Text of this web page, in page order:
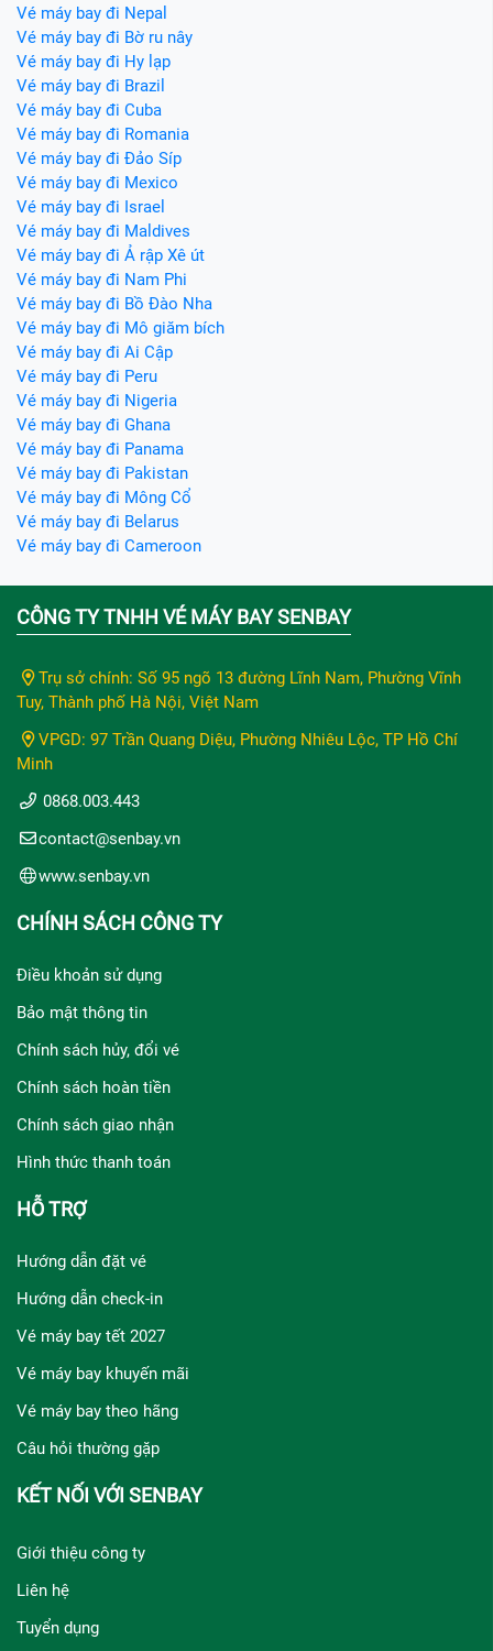
Vé máy bay đi Nepal
Vé máy bay đi Bờ ru nây
Vé máy bay đi Hy lạp
Vé máy bay đi Brazil
Vé máy bay đi Cuba
Vé máy bay đi Romania
Vé máy bay đi Đảo Síp
Vé máy bay đi Mexico
Vé máy bay đi Israel
Vé máy bay đi Maldives
Vé máy bay đi Ả rập Xê út
Vé máy bay đi Nam Phi
Vé máy bay đi Bồ Đào Nha
Vé máy bay đi Mô giăm bích
Vé máy bay đi Ai Cập
Vé máy bay đi Peru
Vé máy bay đi Nigeria
Vé máy bay đi Ghana
Vé máy bay đi Panama
Vé máy bay đi Pakistan
Vé máy bay đi Mông Cổ
Vé máy bay đi Belarus
Vé máy bay đi Cameroon
CÔNG TY TNHH VÉ MÁY BAY SENBAY
Trụ sở chính: Số 95 ngõ 13 đường Lĩnh Nam, Phường Vĩnh
Tuy, Thành phố Hà Nội, Việt Nam
VPGD: 97 Trần Quang Diệu, Phường Nhiêu Lộc, TP Hồ Chí
Minh
0868.003.443
contact@senbay.vn
www.senbay.vn
CHÍNH SÁCH CÔNG TY
Điều khoản sử dụng
Bảo mật thông tin
Chính sách hủy, đổi vé
Chính sách hoàn tiền
Chính sách giao nhận
Hình thức thanh toán
HỖ TRỢ
Hướng dẫn đặt vé
Hướng dẫn check-in
Vé máy bay tết 2027
Vé máy bay khuyến mãi
Vé máy bay theo hãng
Câu hỏi thường gặp
KẾT NỐI VỚI SENBAY
Giới thiệu công ty
Liên hệ
Tuyển dụng